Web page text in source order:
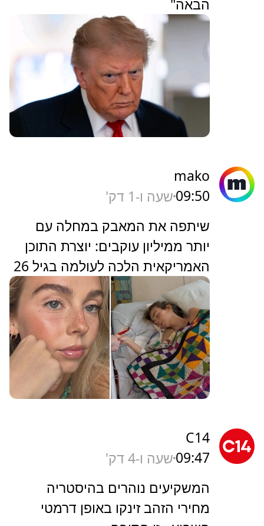
הבאה"
mako
09:50שעה ו-1 דק'
שיתפה את המאבק במחלה עם
יותר ממיליון עוקבים: יוצרת התוכן
האמריקאית הלכה לעולמה בגיל 26
C14
09:47שעה ו-4 דק'
המשקיעים נוהרים בהיסטריה
מחירי הזהב זינקו באופן דרמטי